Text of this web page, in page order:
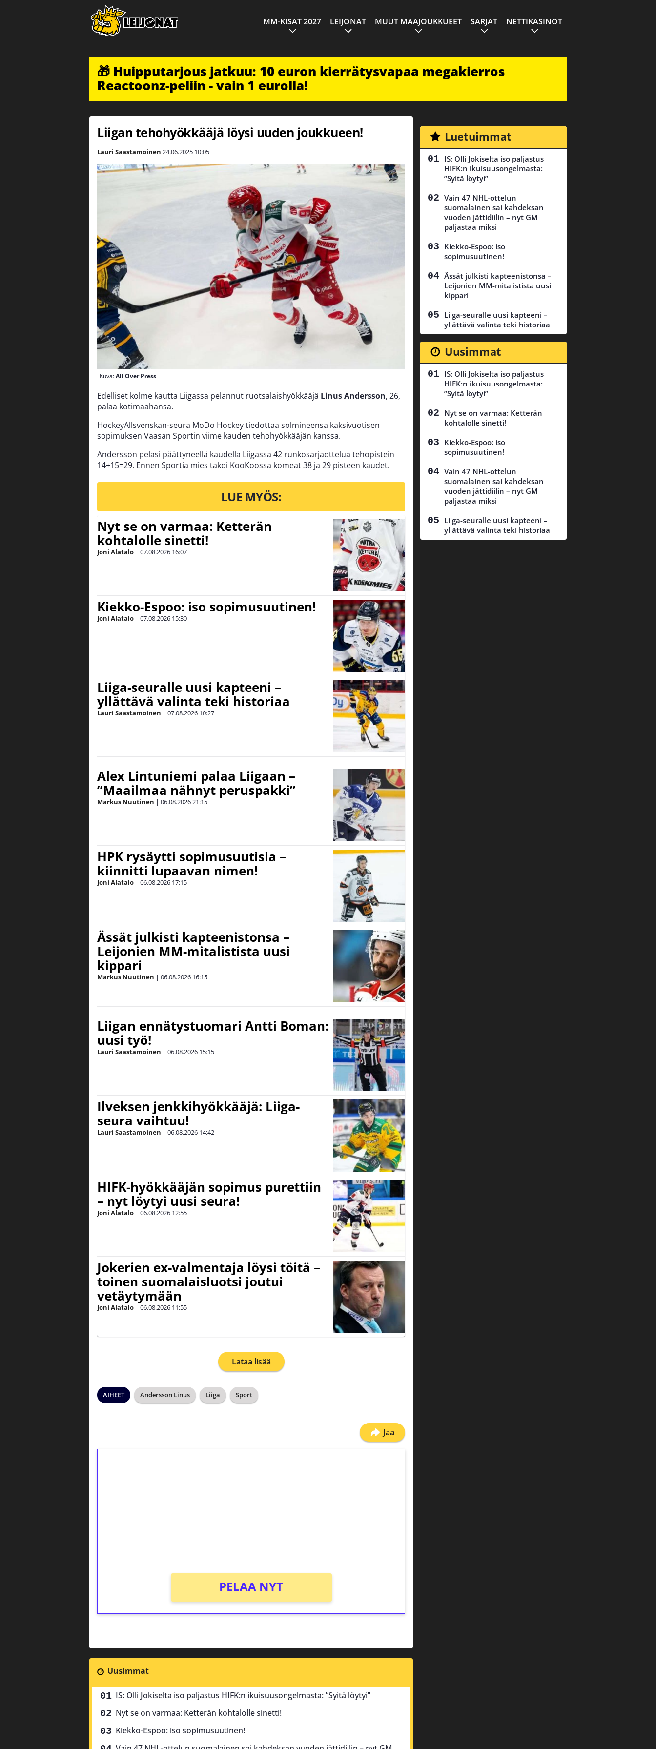
MM-KISAT 2027 LEIJONAT MUUT MAAJOUKKUEET SARJAT NETTIKASINOT
🎁 Huipputarjous jatkuu: 10 euron kierrätysvapaa megakierros
Reactoonz-peliin - vain 1 eurolla!
Liigan tehohyökkääjä löysi uuden joukkueen!
Lauri Saastamoinen 24.06.2025 10:05
Kuva:All Over Press
Edelliset kolme kautta Liigassa pelannut ruotsalaishyökkääjä Linus Andersson, 26,
palaa kotimaahansa.
HockeyAllsvenskan-seura MoDo Hockey tiedottaa solmineensa kaksivuotisen
sopimuksen Vaasan Sportin viime kauden tehohyökkääjän kanssa.
Andersson pelasi päättyneellä kaudella Liigassa 42 runkosarjaottelua tehopistein
14+15=29. Ennen Sportia mies takoi KooKoossa komeat 38 ja 29 pisteen kaudet.
LUE MYÖS:
Nyt se on varmaa: Ketterän
kohtalolle sinetti!
Joni Alatalo | 07.08.2026 16:07
Kiekko-Espoo: iso sopimusuutinen!
Joni Alatalo | 07.08.2026 15:30
Liiga-seuralle uusi kapteeni –
yllättävä valinta teki historiaa
Lauri Saastamoinen | 07.08.2026 10:27
Alex Lintuniemi palaa Liigaan –
”Maailmaa nähnyt peruspakki”
Markus Nuutinen | 06.08.202621:15
HPK rysäytti sopimusuutisia –
kiinnitti lupaavan nimen!
Joni Alatalo | 06.08.2026 17:15
Ässät julkisti kapteenistonsa –
Leijonien MM-mitalistista uusi
kippari
Markus Nuutinen | 06.08.2026 16:15
Liigan ennätystuomari Antti Boman:
uusi työ!
Lauri Saastamoinen | 06.08.2026 15:15
Ilveksen jenkkihyökkääjä: Liiga-
seura vaihtuu!
Lauri Saastamoinen | 06.08.2026 14:42
HIFK-hyökkääjän sopimus purettiin
– nyt löytyi uusi seura!
Joni Alatalo | 06.08.2026 12:55
Jokerien ex-valmentaja löysi töitä –
toinen suomalaisluotsi joutui
vetäytymään
Joni Alatalo | 06.08.2026 11:55
Lataa lisää
AIHEET Andersson Linus Liiga Sport
Jaa
PELAA NYT
Uusimmat
IS: Olli Jokiselta iso paljastus HIFK:n ikuisuusongelmasta: ”Syitä löytyi”
Nyt se on varmaa: Ketterän kohtalolle sinetti!
Kiekko-Espoo: iso sopimusuutinen!
Luetuimmat
IS: Olli Jokiselta iso paljastus
HIFK:n ikuisuusongelmasta:
”Syitä löytyi”
Vain 47 NHL-ottelun
suomalainen sai kahdeksan
vuoden jättidiilin – nyt GM
paljastaa miksi
Kiekko-Espoo: iso
sopimusuutinen!
Ässät julkisti kapteenistonsa –
Leijonien MM-mitalistista uusi
kippari
Liiga-seuralle uusi kapteeni –
yllättävä valinta teki historiaa
Uusimmat
IS: Olli Jokiselta iso paljastus
HIFK:n ikuisuusongelmasta:
”Syitä löytyi”
Nyt se on varmaa: Ketterän
kohtalolle sinetti!
Kiekko-Espoo: iso
sopimusuutinen!
Vain 47 NHL-ottelun
suomalainen sai kahdeksan
vuoden jättidiilin – nyt GM
paljastaa miksi
Liiga-seuralle uusi kapteeni –
yllättävä valinta teki historiaa